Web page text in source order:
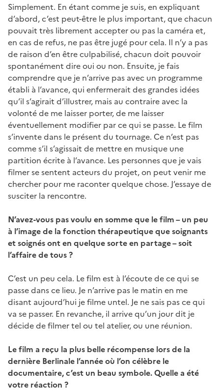
Simplement. En étant comme je suis, en expliquant
d’abord, c’est peut-être le plus important, que chacun
pouvait très librement accepter ou pas la caméra et,
en cas de refus, ne pas être jugé pour cela. Il n’y a pas
de raison d’en être culpabilisé, chacun doit pouvoir
spontanément dire oui ou non. Ensuite, je fais
comprendre que je n’arrive pas avec un programme
établi à l’avance, qui enfermerait des grandes idées
qu’il s’agirait d’illustrer, mais au contraire avec la
volonté de me laisser porter, de me laisser
éventuellement modifier par ce qui se passe. Le film
s’invente dans le présent du tournage. Ce n’est pas
comme s’il s’agissait de mettre en musique une
partition écrite à l’avance. Les personnes que je vais
filmer se sentent acteurs du projet, on peut venir me
chercher pour me raconter quelque chose. J’essaye de
susciter la rencontre.
N’avez-vous pas voulu en somme que le film – un peu
à l’image de la fonction thérapeutique que soignants
et soignés ont en quelque sorte en partage – soit
l’affaire de tous ?
C’est un peu cela. Le film est à l’écoute de ce qui se
passe dans ce lieu. Je n’arrive pas le matin en me
disant aujourd’hui je filme untel. Je ne sais pas ce qui
va se passer. En revanche, il arrive qu’un jour dit je
décide de filmer tel ou tel atelier, ou une réunion.
Le film a reçu la plus belle récompense lors de la
dernière Berlinale l’année où l’on célèbre le
documentaire, c’est un beau symbole. Quelle a été
votre réaction ?